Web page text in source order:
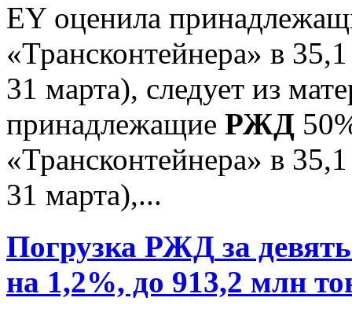
EY оценила
«Трансконтейнера» в
31 марта), следует из
принадлежащие РЖД
«Трансконтейнера» в
31 марта),...
Погрузка РЖД за
на 1,2%, до 913,2 млн